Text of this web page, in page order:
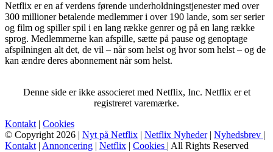
Netflix er en af verdens førende underholdningstjenester med over
300 millioner betalende medlemmer i over 190 lande, som ser serier
og film og spiller spil i en lang række genrer og på en lang række
sprog. Medlemmerne kan afspille, sætte på pause og genoptage
afspilningen alt det, de vil – når som helst og hvor som helst – og de
kan ændre deres abonnement når som helst.
Denne side er ikke associeret med Netflix, Inc. Netflix er et
registreret varemærke.
Kontakt | Cookies
© Copyright 2026 | Nyt på Netflix | Netflix Nyheder| Nyhedsbrev |
Kontakt | Annoncering | Netflix | Cookies | All Rights Reserved